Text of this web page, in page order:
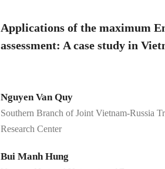
Applications of the maximum
assessment: A case study in
Nguyen Van Quy
Southern Branch of Joint Vietnam-Russia
Research Center
Bui Manh Hung